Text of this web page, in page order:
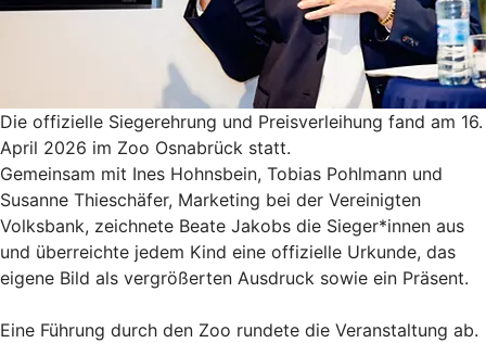
Die offizielle Siegerehrung und Preisverleihung fand am 16.
April 2026 im Zoo Osnabrück statt.
Gemeinsam mit Ines Hohnsbein, Tobias Pohlmann und
Susanne Thieschäfer, Marketing bei der Vereinigten
Volksbank, zeichnete Beate Jakobs die Sieger*innen aus
und überreichte jedem Kind eine offizielle Urkunde, das
eigene Bild als vergrößerten Ausdruck sowie ein Präsent.
Eine Führung durch den Zoo rundete die Veranstaltung ab.